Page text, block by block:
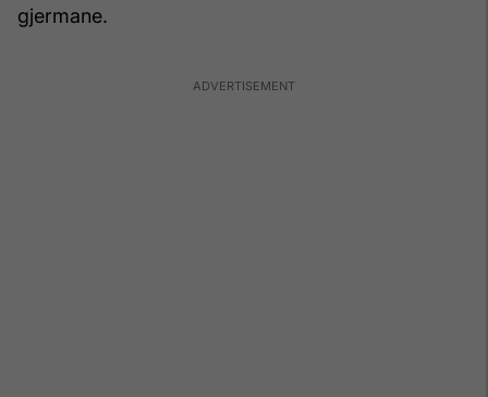
gjermane.